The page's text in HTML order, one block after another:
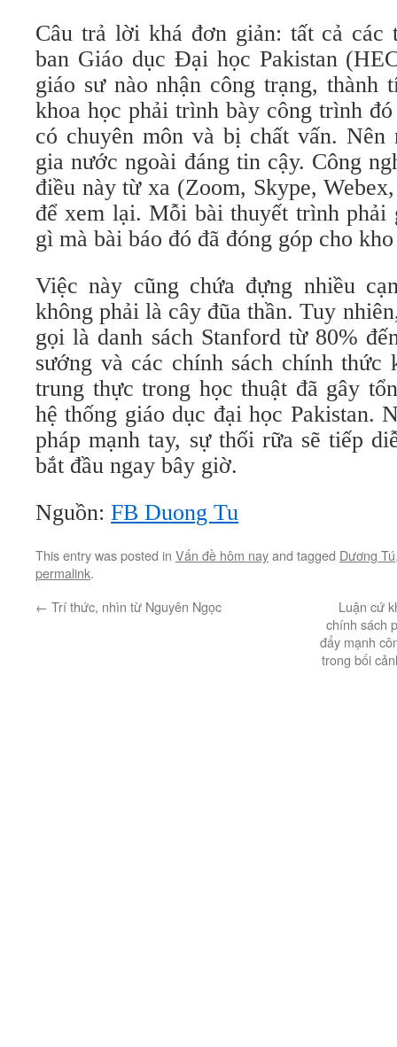
Câu trả lời khá đơn giản: tất cả các
ban Giáo dục Đại học Pakistan
giáo sư nào nhận công trạng, thành
khoa học phải trình bày công trình
có chuyên môn và bị chất vấn. Nên
gia nước ngoài đáng tin cậy. Công
điều này từ xa (Zoom, Skype,
để xem lại. Mỗi bài thuyết trình phải
gì mà bài báo đó đã đóng góp cho
Việc này cũng chứa đựng nhiều
không phải là cây đũa thần. Tuy
gọi là danh sách Stanford từ 80%
sướng và các chính sách chính thức
trung thực trong học thuật đã gây
hệ thống giáo dục đại học Pakistan.
pháp mạnh tay, sự thối rữa sẽ tiếp
bắt đầu ngay bây giờ.
Nguồn: FB Duong Tu
This entry was posted in Vấn đề hôm nayand tagged Dương Tú
permalink.
← Trí thức, nhìn từ Nguyên Ngọc
Luận cứ
chính sách
đẩy mạnh
trong bối